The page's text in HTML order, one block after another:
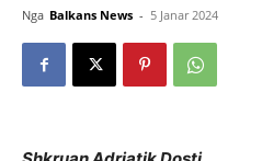
Nga Balkans News - 5 Janar 2024